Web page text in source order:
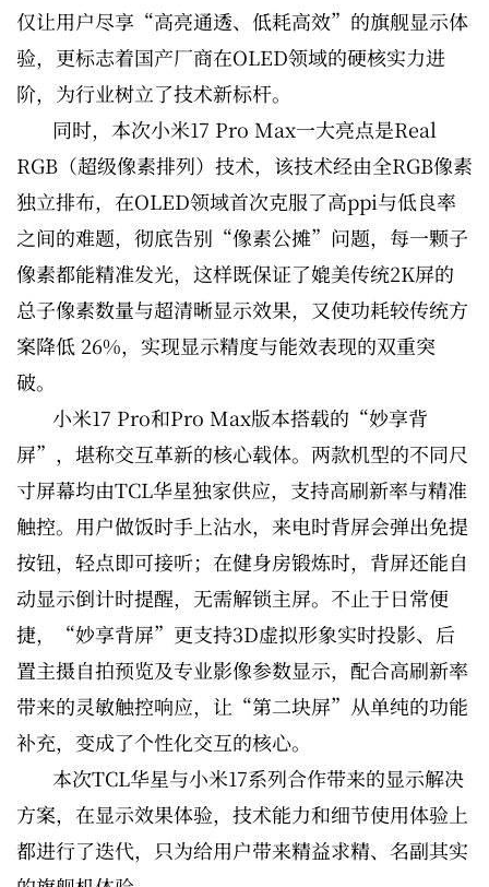
仅让用户尽享“高亮通透、低耗高效”的旗舰显示体
验，更标志着国产厂商在OLED领域的硬核实力进
阶，为行业树立了技术新标杆。
同时，本次小米17 Pro Max一大亮点是Real
RGB（超级像素排列）技术，该技术经由全RGB像素
独立排布，在OLED领域首次克服了高ppi与低良率
之间的难题，彻底告别“像素公摊”问题，每一颗子
像素都能精准发光，这样既保证了媲美传统2K屏的
总子像素数量与超清晰显示效果，又使功耗较传统方
案降低 26%，实现显示精度与能效表现的双重突
破。
小米17 Pro和Pro Max版本搭载的“妙享背
屏”，堪称交互革新的核心载体。两款机型的不同尺
寸屏幕均由TCL华星独家供应，支持高刷新率与精准
触控。用户做饭时手上沾水，来电时背屏会弹出免提
按钮，轻点即可接听；在健身房锻炼时，背屏还能自
动显示倒计时提醒，无需解锁主屏。不止于日常便
捷，“妙享背屏”更支持3D虚拟形象实时投影、后
置主摄自拍预览及专业影像参数显示，配合高刷新率
带来的灵敏触控响应，让“第二块屏”从单纯的功能
补充，变成了个性化交互的核心。
本次TCL华星与小米17系列合作带来的显示解决
方案，在显示效果体验，技术能力和细节使用体验上
都进行了迭代，只为给用户带来精益求精、名副其实